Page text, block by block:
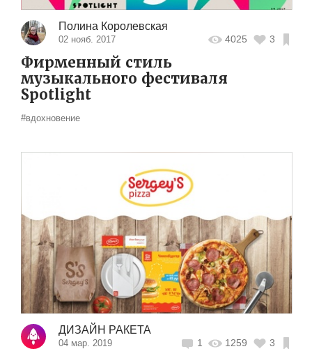
Полина Королевская
02 нояб. 2017 4025 3
Фирменный стиль
музыкального фестиваля
Spotlight
#вдохновение
ДИЗАЙН РАКЕТА
04 мар. 2019 1 1259 3